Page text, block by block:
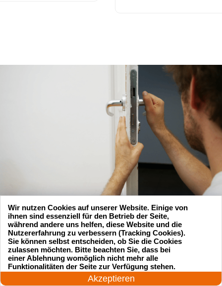
Suchen Sie einen Schlüsseldienst
24 Stunden am Tag
Akzeptieren
Wir nutzen Cookies auf unserer Website. Einige von
ihnen sind essenziell für den Betrieb der Seite,
während andere uns helfen, diese Website und die
Nutzererfahrung zu verbessern (Tracking Cookies).
Sie können selbst entscheiden, ob Sie die Cookies
zulassen möchten. Bitte beachten Sie, dass bei
einer Ablehnung womöglich nicht mehr alle
Funktionalitäten der Seite zur Verfügung stehen.